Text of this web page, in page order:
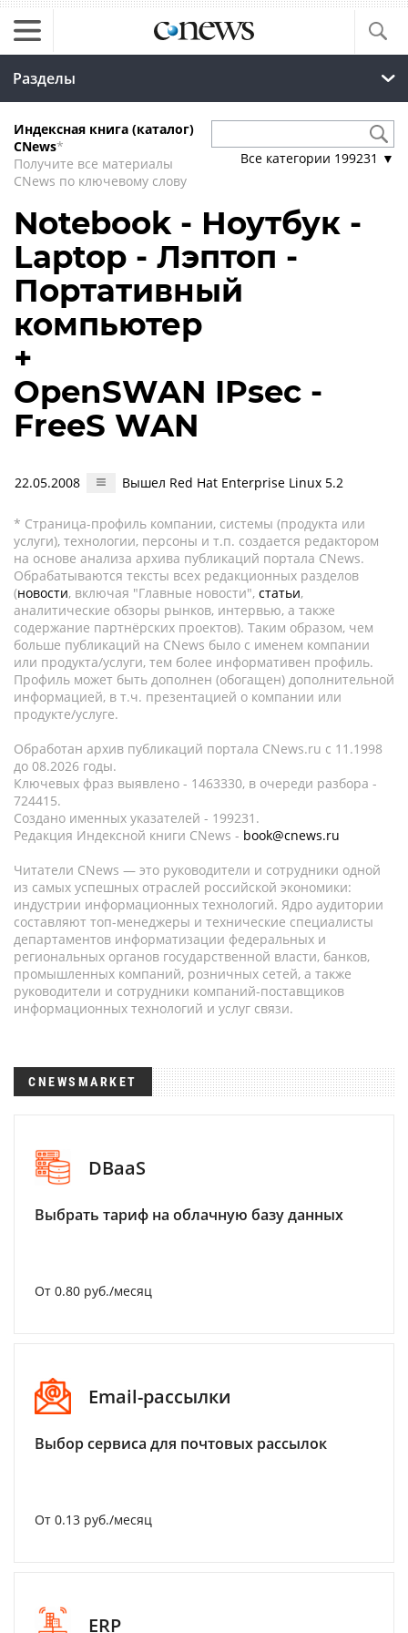
Разделы
Индексная книга (каталог)
CNews*
Получите все материалы
CNews по ключевому слову
Все категории 199231 ▼
Notebook - Ноутбук -
Laptop - Лэптоп -
Портативный
компьютер
+
OpenSWAN IPsec -
FreeS WAN
22.05.2008 Вышел Red Hat Enterprise Linux 5.2
* Страница-профиль компании, системы (продукта или
услуги), технологии, персоны и т.п. создается редактором
на основе анализа архива публикаций портала CNews.
Обрабатываются тексты всех редакционных разделов
(новости, включая "Главные новости", статьи,
аналитические обзоры рынков, интервью, а также
содержание партнёрских проектов). Таким образом, чем
больше публикаций на CNews было с именем компании
или продукта/услуги, тем более информативен профиль.
Профиль может быть дополнен (обогащен) дополнительной
информацией, в т.ч. презентацией о компании или
продукте/услуге.
Обработан архив публикаций портала CNews.ru c 11.1998
до 08.2026 годы.
Ключевых фраз выявлено - 1463330, в очереди разбора -
724415.
Создано именных указателей - 199231.
Редакция Индексной книги CNews - book@cnews.ru
Читатели CNews — это руководители и сотрудники одной
из самых успешных отраслей российской экономики:
индустрии информационных технологий. Ядро аудитории
составляют топ-менеджеры и технические специалисты
департаментов информатизации федеральных и
региональных органов государственной власти, банков,
промышленных компаний, розничных сетей, а также
руководители и сотрудники компаний-поставщиков
информационных технологий и услуг связи.
CNEWSMARKET
DBaaS
Выбрать тариф на облачную базу данных
От 0.80 руб./месяц
Email-рассылки
Выбор сервиса для почтовых рассылок
От 0.13 руб./месяц
ERP